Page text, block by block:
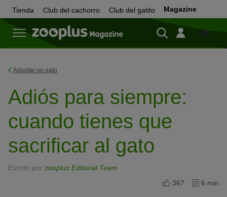
Tienda Club del cachorro Club del gatito Magazine
Tienda
Adoptar un gato
Adiós para siempre:
cuando tienes que
sacrificar al gato
Escrito por zooplus Editorial Team
367
6 min